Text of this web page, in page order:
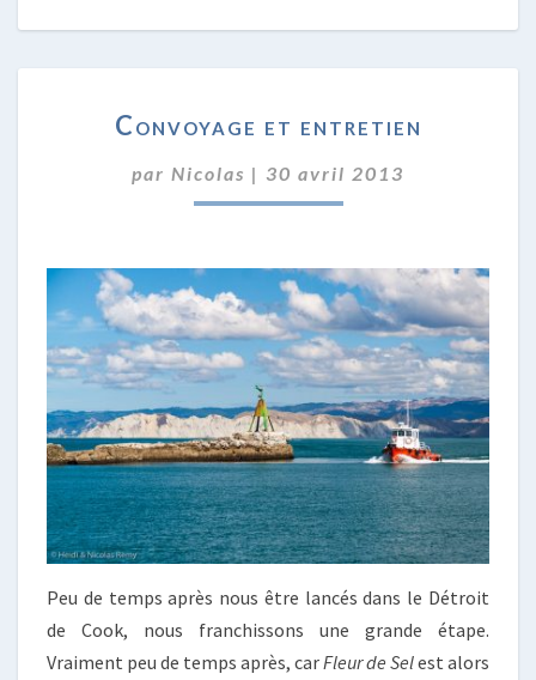
ET
Convoyage et entretien
par Nicolas | 30 avril 2013
Peu de temps après nous être lancés dans le Détroit
de Cook, nous franchissons une grande étape.
Vraiment peu de temps après, carFleur de Selest alors